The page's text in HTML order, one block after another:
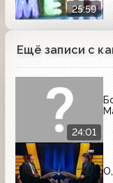
25:59
Ещё записи с
24:01